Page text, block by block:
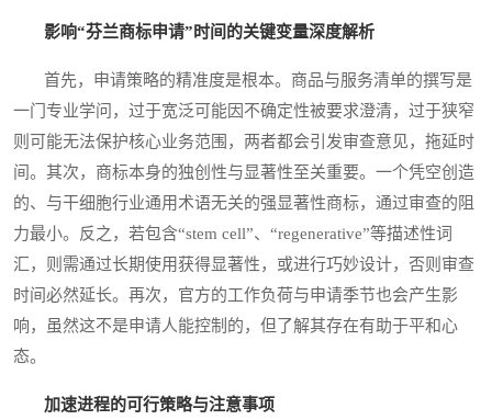
影响“芬兰商标申请”时间的关键变量深度解析
首先，申请策略的精准度是根本。商品与服务清单的撰写是
一门专业学问，过于宽泛可能因不确定性被要求澄清，过于狭窄
则可能无法保护核心业务范围，两者都会引发审查意见，拖延时
间。其次，商标本身的独创性与显著性至关重要。一个凭空创造
的、与干细胞行业通用术语无关的强显著性商标，通过审查的阻
力最小。反之，若包含“stem cell”、“regenerative”等描述性词
汇，则需通过长期使用获得显著性，或进行巧妙设计，否则审查
时间必然延长。再次，官方的工作负荷与申请季节也会产生影
响，虽然这不是申请人能控制的，但了解其存在有助于平和心
态。
加速进程的可行策略与注意事项